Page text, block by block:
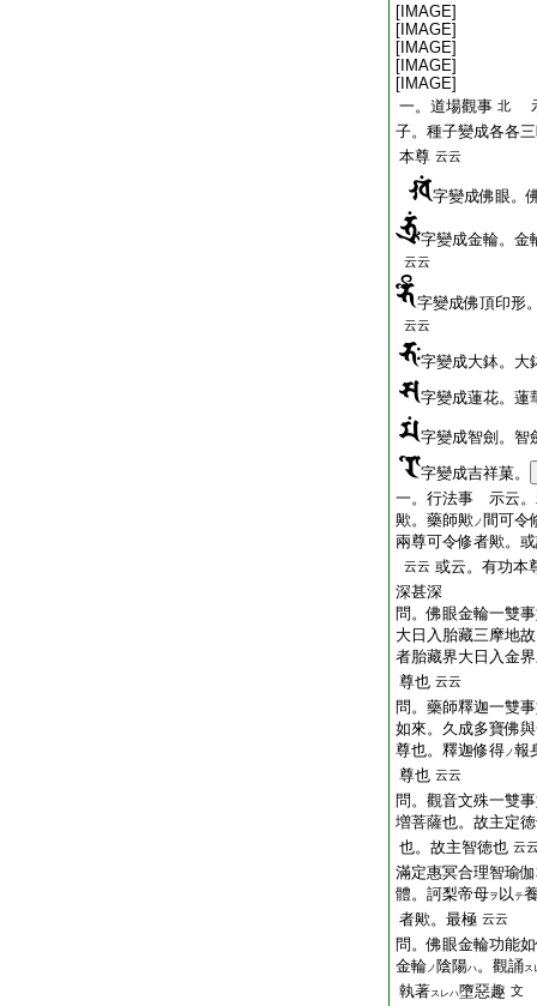
[IMAGE]
[IMAGE]
[IMAGE]
[IMAGE]
[IMAGE]
一。道場觀事 北
子。種子變成各各
本尊 云云
字變成佛眼。
字變成金輪。金
云云
字變成佛頂印形
云云
字變成大鉢。大
字變成蓮花。蓮
字變成智劍。智
字變成吉祥菓。
一。行法事 示云。
歟。藥師歟 ノ 間可令
兩尊可令修者歟。
云云 或云。有功本
深甚深
問。佛眼金輪一雙
大日入胎藏三摩地
者胎藏界大日入金
尊也 云云
問。藥師釋迦一雙
如來。久成多寶佛
尊也。釋迦修得ノ報
尊也 云云
問。觀音文殊一雙
増菩薩也。故主定
也。故主智徳也 云
滿定惠冥合理智瑜
體。訶梨帝母ヲ 以テ
者歟。最極 云云
問。佛眼金輪功能
金輪ノ 陰陽ハ。觀誦ス
執著スレハ墮惡趣 文